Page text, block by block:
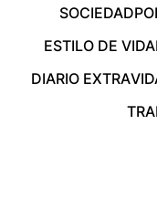
SOCIEDAD
ESTILO DE VIDA
DIARIO EXTRA